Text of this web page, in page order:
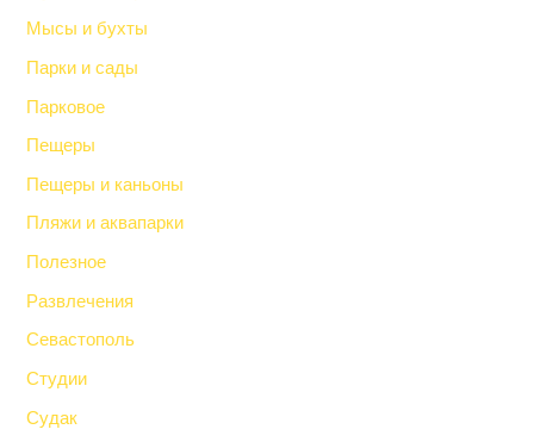
Мысы и бухты
Парки и сады
Парковое
Пещеры
Пещеры и каньоны
Пляжи и аквапарки
Полезное
Развлечения
Севастополь
Студии
Судак